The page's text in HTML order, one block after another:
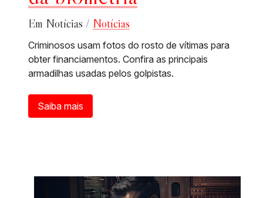
Em Notícias / Notícias
Criminosos usam fotos do rosto de vítimas para
obter financiamentos. Confira as principais
armadilhas usadas pelos golpistas.
Saiba mais